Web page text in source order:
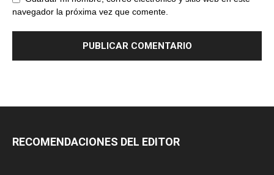
navegador la próxima vez que comente.
RECOMENDACIONES DEL EDITOR